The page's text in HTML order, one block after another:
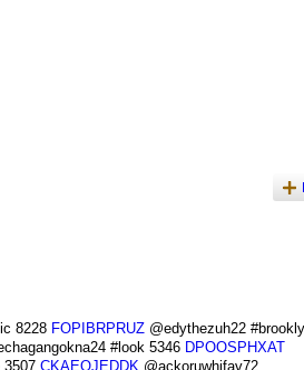
8228 FOPIBRPRUZ@edythezuh22
#look 5346 DPOOSPHXAT
3507 CKAEQJEDDK@ackoruwhifav72